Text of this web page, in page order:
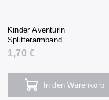
Kinder Aventurin
Splitterarmband
1,70 €
In den Warenkorb